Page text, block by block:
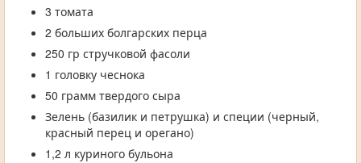
3 томата
2 больших болгарских перца
250 гр стручковой фасоли
1 головку чеснока
50 грамм твердого сыра
Зелень (базилик и петрушка) и специи (черный,
красный перец и орегано)
1,2 л куриного бульона